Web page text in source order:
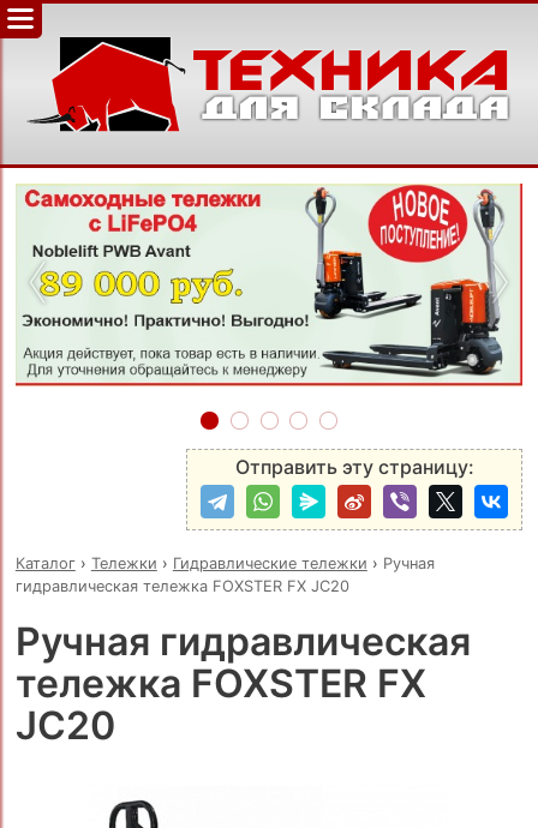
‹ ›
Отправить эту страницу:
Каталог› Тележки › Гидравлические тележки › Ручная
гидравлическая тележка FOXSTER FX JC20
Ручная гидравлическая
тележка FOXSTER FX
JC20